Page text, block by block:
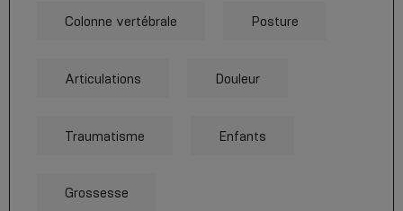
Colonne vertébrale Posture
Articulations Douleur
Traumatisme Enfants
Grossesse